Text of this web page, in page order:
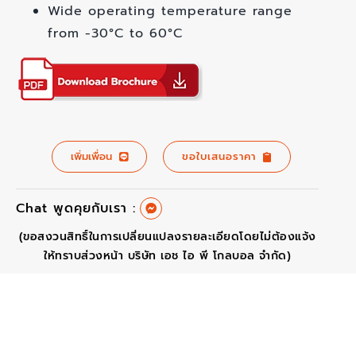
Wide operating temperature range
from -30°C to 60°C
เพิ่มเพื่อน ขอใบเสนอราคา
Chat พูดคุยกับเรา :
(ขอสงวนสิทธิ์ในการเปลี่ยนแปลงรายละเอียดโดยไม่ต้องแจ้ง
ให้ทราบส่วงหน้า บริษัท เอช ไอ พี โกลบอล จำกัด)